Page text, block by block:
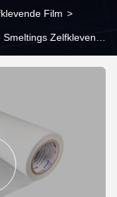
Film >
Zelfklevende